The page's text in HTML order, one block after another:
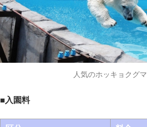
人気のホッキョクグマ
■入園料